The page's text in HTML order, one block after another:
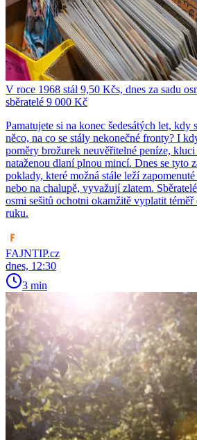
V roce 1968 stál 9,50 Kčs, dnes za sadu
sběratelé 9 000 Kč
Pamatujete si na konec šedesátých let,
něco, na co se stály nekonečné fronty? I
poměry brožurek neuvěřitelné peníze,
nataženou dlaní plnou mincí. Dnes se tyto
poklady, které možná stále leží
nebo na chalupě, vyvažují zlatem.
osmi sešitů ochotni okamžitě vyplatit téměř
ruku.
FAJNTIP.cz
dnes, 12:30
3 min